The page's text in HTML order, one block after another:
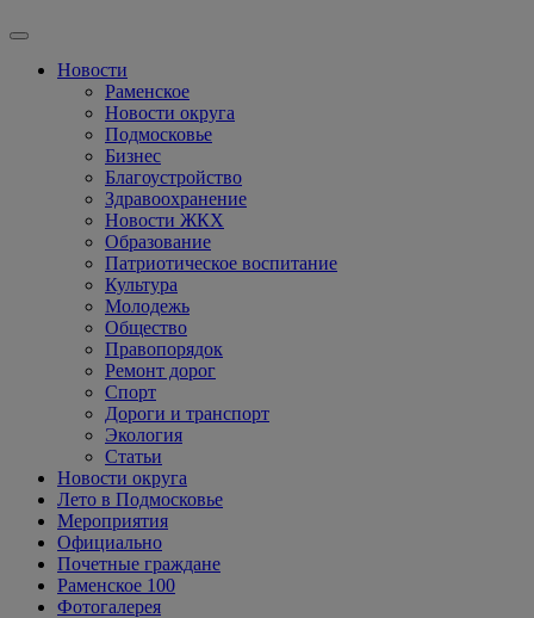
Новости
Раменское
Новости округа
Подмосковье
Бизнес
Благоустройство
Здравоохранение
Новости ЖКХ
Образование
Патриотическое воспитание
Культура
Молодежь
Общество
Правопорядок
Ремонт дорог
Спорт
Дороги и транспорт
Экология
Статьи
Новости округа
Лето в Подмосковье
Мероприятия
Официально
Почетные граждане
Раменское 100
Фотогалерея